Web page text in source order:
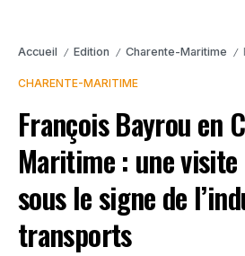
Accueil / Edition / Charente-Maritime /
CHARENTE-MARITIME
François Bayrou en
Maritime : une
sous le signe de
transports